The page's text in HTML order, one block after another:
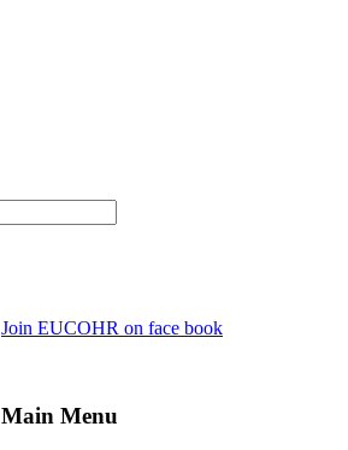
Join EUCOHR on face book
Main Menu